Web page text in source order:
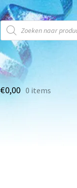
€0,00 0 items